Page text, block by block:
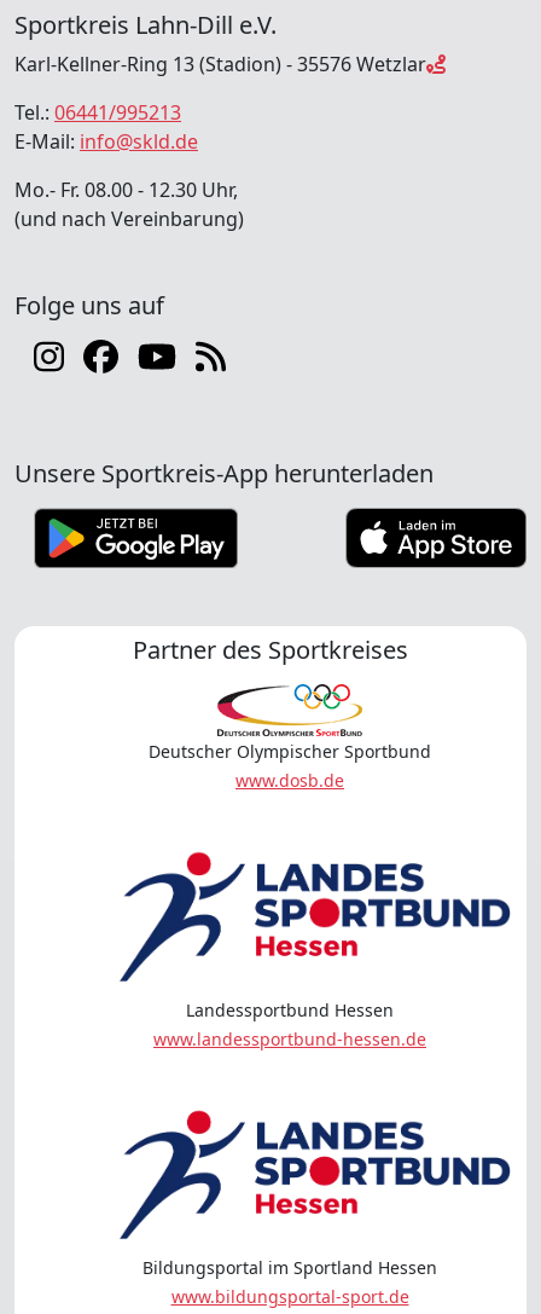
Sportkreis Lahn-Dill e.V.
Karl-Kellner-Ring 13 (Stadion) - 35576 Wetzlar
Tel.: 06441/995213
E-Mail: info@skld.de
Mo.- Fr. 08.00 - 12.30 Uhr,
(und nach Vereinbarung)
Folge uns auf
Unsere Sportkreis-App herunterladen
Partner des Sportkreises
Deutscher Olympischer Sportbund
www.dosb.de
Landessportbund Hessen
www.landessportbund-hessen.de
Bildungsportal im Sportland Hessen
www.bildungsportal-sport.de